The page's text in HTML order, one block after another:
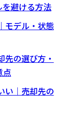
避ける方法
モデル・状態
先の選び方・
点
い｜売却先の